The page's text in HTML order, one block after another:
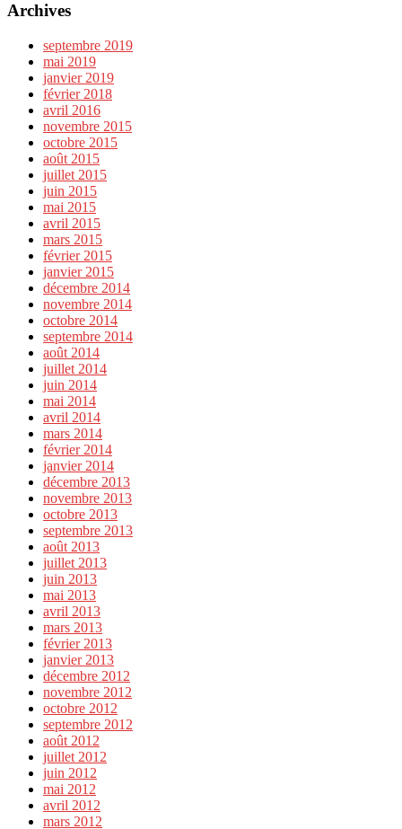
Archives
septembre 2019
mai 2019
janvier 2019
février 2018
avril 2016
novembre 2015
octobre 2015
août 2015
juillet 2015
juin 2015
mai 2015
avril 2015
mars 2015
février 2015
janvier 2015
décembre 2014
novembre 2014
octobre 2014
septembre 2014
août 2014
juillet 2014
juin 2014
mai 2014
avril 2014
mars 2014
février 2014
janvier 2014
décembre 2013
novembre 2013
octobre 2013
septembre 2013
août 2013
juillet 2013
juin 2013
mai 2013
avril 2013
mars 2013
février 2013
janvier 2013
décembre 2012
novembre 2012
octobre 2012
septembre 2012
août 2012
juillet 2012
juin 2012
mai 2012
avril 2012
mars 2012